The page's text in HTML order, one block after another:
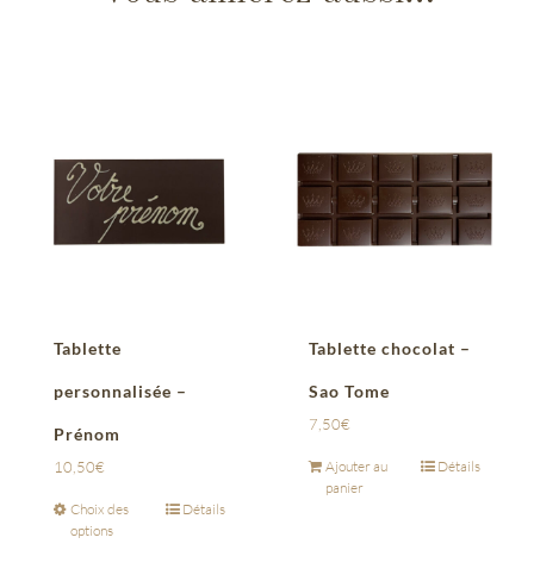
Tablette
personnalisée –
Prénom
10,50€
Choix des
options
Détails
Tablette chocolat –
Sao Tome
7,50€
Ajouter au
panier
Détails